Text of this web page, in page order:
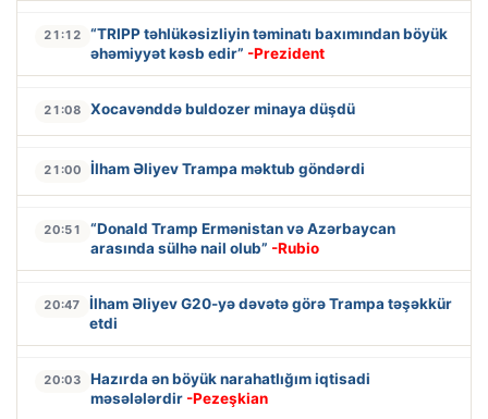
21:12
“TRIPP təhlükəsizliyin təminatı baxımından böyük
əhəmiyyət kəsb edir” -Prezident
21:08 Xocavənddə buldozer minaya düşdü
21:00 İlham Əliyev Trampa məktub göndərdi
20:51
“Donald Tramp Ermənistan və Azərbaycan
arasında sülhə nail olub” -Rubio
20:47
İlham Əliyev G20-yə dəvətə görə Trampa təşəkkür
etdi
20:03
Hazırda ən böyük narahatlığım iqtisadi
məsələlərdir -Pezeşkian